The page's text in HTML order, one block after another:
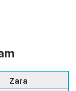
Zara